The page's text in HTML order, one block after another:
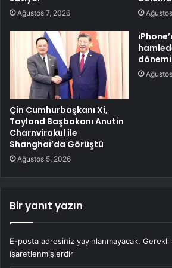
Ağustos 7, 2026
Çin Cumhurbaşkanı Xi,
Tayland Başbakanı Anutin
Charnvirakul ile
Shanghai’da Görüştü
Ağustos 5, 2026
Bir yanıt yazın
E-posta adresiniz yayınlanmayacak. Gerekli
işaretlenmişlerdir